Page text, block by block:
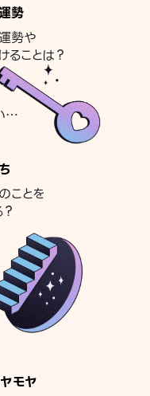
勢
勢や
ることは？
…
ことを
モヤ